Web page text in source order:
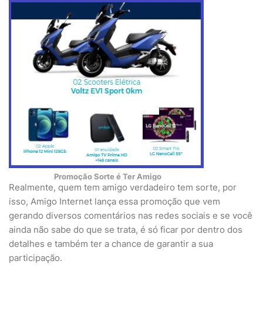
Promoção Sorte é Ter Amigo
Realmente, quem tem amigo verdadeiro tem sorte, por
isso, Amigo Internet lança essa promoção que vem
gerando diversos comentários nas redes sociais e se você
ainda não sabe do que se trata, é só ficar por dentro dos
detalhes e também ter a chance de garantir a sua
participação.